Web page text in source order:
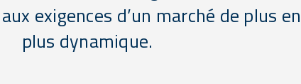
exigences d’un marché de plus en
plus dynamique.